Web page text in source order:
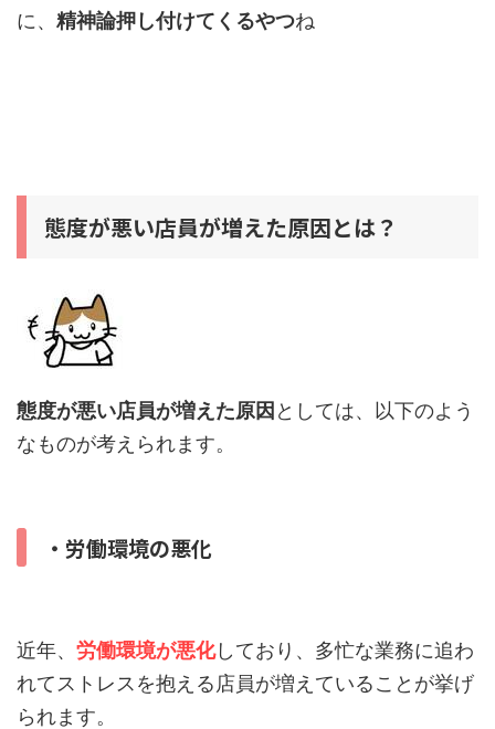
に、 精神論押し付けてくるやつね
態度が悪い店員が増えた原因とは？
態度が悪い店員が増えた原因としては、以下のよう
なものが考えられます。
・労働環境の悪化
近年、 労働環境が悪化しており、多忙な業務に追わ
れてストレスを抱える店員が増えていることが挙げ
られます。